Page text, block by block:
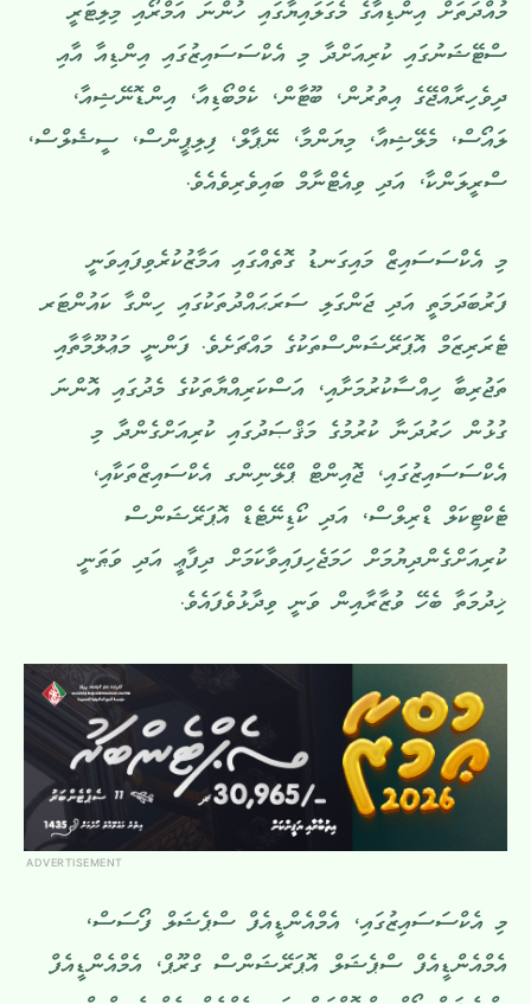
މުއްދަތަށް އިންޑިއާގެ މެގަލައިޔާގައި ހުންނަ އަމްރޯއި މިލިޓަރީ
ސްޓޭޝަނުގައި ކުރިއަށްދާ މި އެކްސަސައިޒުގައި އިންޑިއާ އާއި
ދިވެހިރާއްޖޭގެ އިތުރުން، ބޫޓާން، ކެމްބޯޑިއާ، އިންޑޮނޭޝިއާ،
ލައޯސް، މެލޭޝިއާ، މިޔަންމާ، ނޭޕާލް، ފިލިޕީންސް، ސީޝެލްސް،
ސްރީލަންކާ، އަދި ވިއެޓްނާމް ބައިވެރިވެއެވެ.
މި އެކްސަސައިޒް މައިގަނޑު ގޮތެއްގައި އަމާޒުކުރެވިފައިވަނީ
ފަރުބަދަމަތީ އަދި ޖަންގަލި ސަރަޙައްދުތަކުގައި ހިންގާ ކައުންޓަރ
ޓެރަރިޒަމް އޮޕަރޭޝަންސްތަކުގެ މައްޗަށެވެ. ފަންނީ މަޢުލޫމާތާއި
ތަޖުރިބާ ހިއްސާކުރުމަށާއި، އަސްކަރިއްޔާތަކުގެ މެދުގައި އޮންނަ
ގުޅުން ހަރުދަނާ ކުރުމުގެ މަޤްޞަދުގައި ކުރިއަށްގެންދާ މި
އެކްސަސައިޒުގައި، ޖޮއިންޓް ޕްލޭނިންގ އެކްސައިޒްތަކާއި،
ޓެކްޓިކަލް ޑްރިލްސް، އަދި ކޯޑިނޭޓެޑް އޮޕަރޭޝަންސް
ކުރިއަށްގެންދިޔުމަށް ހަމަޖެހިފައިވާކަމަށް ދިފާޢީ އަދި ވަޠަނީ
ޚިދުމަތާ ބެހޭ ވުޒާރާއިން ވަނީ ވިދާޅުވެފައެވެ.
ADVERTISEMENT
މި އެކްސަސައިޒުގައި، އެމްއެންޑީއެފް ސްޕެޝަލް ފޯސަސް،
އެމްއެންޑީއެފް ސްޕެޝަލް އޮޕަރޭޝަންސް ގްރޫޕް، އެމްއެންޑީއެފް